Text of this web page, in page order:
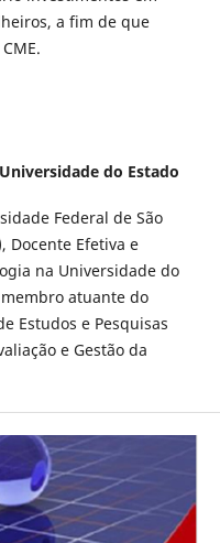
a fim de que
Universidade do Estado
Federal de São
Docente Efetiva e
na Universidade do
membro atuante do
Estudos e Pesquisas
e Gestão da